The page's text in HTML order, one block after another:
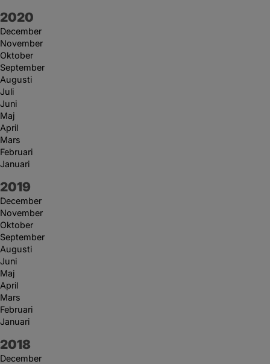
År:
2020
December
November
Oktober
September
Augusti
Juli
Juni
Maj
April
Mars
Februari
Januari
År:
2019
December
November
Oktober
September
Augusti
Juni
Maj
April
Mars
Februari
Januari
År:
2018
December